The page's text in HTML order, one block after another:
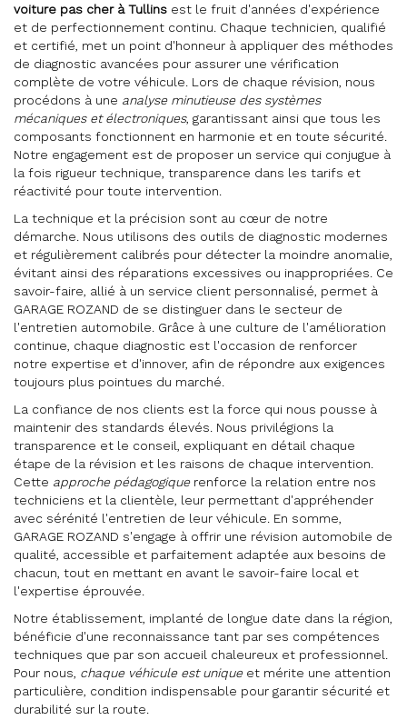
voiture pas cher à Tullins est le fruit d'années d'expérience
et de perfectionnement continu. Chaque technicien, qualifié
et certifié, met un point d'honneur à appliquer des méthodes
de diagnostic avancées pour assurer une vérification
complète de votre véhicule. Lors de chaque révision, nous
procédons à une analyse minutieuse des systèmes
mécaniques et électroniques, garantissant ainsi que tous les
composants fonctionnent en harmonie et en toute sécurité.
Notre engagement est de proposer un service qui conjugue à
la fois rigueur technique, transparence dans les tarifs et
réactivité pour toute intervention.
La technique et la précision sont au cœur de notre
démarche. Nous utilisons des outils de diagnostic modernes
et régulièrement calibrés pour détecter la moindre anomalie,
évitant ainsi des réparations excessives ou inappropriées. Ce
savoir-faire, allié à un service client personnalisé, permet à
GARAGE ROZAND de se distinguer dans le secteur de
l'entretien automobile. Grâce à une culture de l'amélioration
continue, chaque diagnostic est l'occasion de renforcer
notre expertise et d'innover, afin de répondre aux exigences
toujours plus pointues du marché.
La confiance de nos clients est la force qui nous pousse à
maintenir des standards élevés. Nous privilégions la
transparence et le conseil, expliquant en détail chaque
étape de la révision et les raisons de chaque intervention.
Cette approche pédagogiquerenforce la relation entre nos
techniciens et la clientèle, leur permettant d'appréhender
avec sérénité l'entretien de leur véhicule. En somme,
GARAGE ROZAND s'engage à offrir une révision automobile de
qualité, accessible et parfaitement adaptée aux besoins de
chacun, tout en mettant en avant le savoir-faire local et
l'expertise éprouvée.
Notre établissement, implanté de longue date dans la région,
bénéficie d'une reconnaissance tant par ses compétences
techniques que par son accueil chaleureux et professionnel.
Pour nous, chaque véhicule est uniqueet mérite une attention
particulière, condition indispensable pour garantir sécurité et
durabilité sur la route.